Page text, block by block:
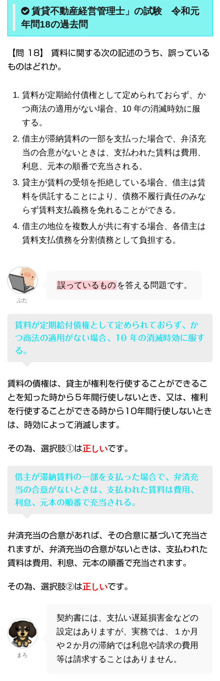
賃貸不動産経営管理士」の試験 令和元
年問18の過去問
【問 18】 賃料に関する次の記述のうち、誤っている
ものはどれか。
賃料が定期給付債権として定められておらず、か
つ商法の適用がない場合、10 年の消滅時効に服
する。
借主が滞納賃料の一部を支払った場合で、弁済充
当の合意がないときは、支払われた賃料は費用、
利息、元本の順番で充当される。
貸主が賃料の受領を拒絶している場合、借主は賃
料を供託することにより、債務不履行責任のみな
らず賃料支払義務を免れることができる。
借主の地位を複数人が共に有する場合、各借主は
賃料支払債務を分割債務として負担する。
ぶた
誤っているもの を答える問題です。
賃料が定期給付債権として定められておらず、か
つ商法の適用がない場合、10 年の消滅時効に服す
る。
賃料の債権は、貸主が権利を行使することができるこ
とを知った時から５年間行使しないとき、又は、権利
を行使することができる時から10年間行使しないとき
は、時効によって消滅します。
その為、選択肢①は正しいです。
借主が滞納賃料の一部を支払った場合で、弁済充
当の合意がないときは、支払われた賃料は費用、
利息、元本の順番で充当される。
弁済充当の合意があれば、その合意に基づいて充当さ
れますが、弁済充当の合意がないときは、支払われた
賃料は費用、利息、元本の順番で充当されます。
その為、選択肢②は正しいです。
まろ
契約書には、支払い遅延損害金などの
設定はありますが、実務では、１か月
や２か月の滞納では利息や請求の費用
等は請求することはありません。